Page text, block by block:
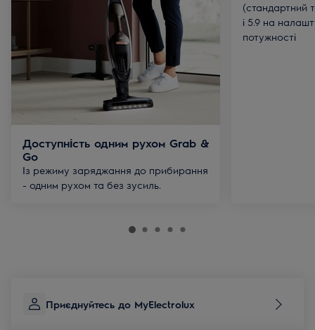
Доступність одним рухом Grab &
Go
Із режиму заряджання до прибирання
- одним рухом та без зусиль.
(стандартний
і 5.9 на
потужності
Приєднуйтесь до MyElectrolux